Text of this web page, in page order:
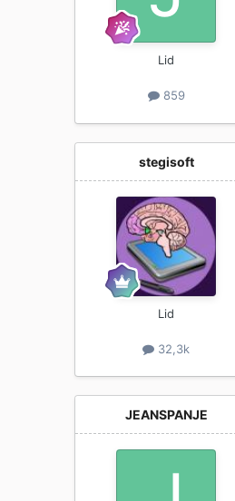
Lid
859
stegisoft
Lid
32,3k
JEANSPANJE